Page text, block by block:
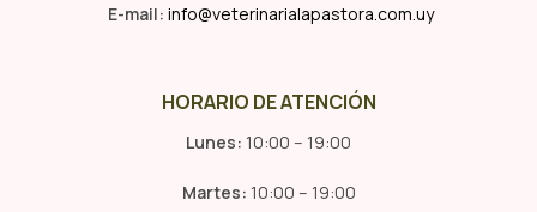
E-mail: info@veterinarialapastora.com.uy
HORARIO DE ATENCIÓN
Lunes: 10:00 – 19:00
Martes: 10:00 – 19:00